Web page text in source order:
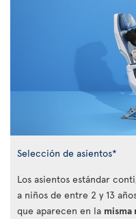
Selección de asientos*
Los asientos estándar
a niños de entre 2 y 13
que aparecen en la